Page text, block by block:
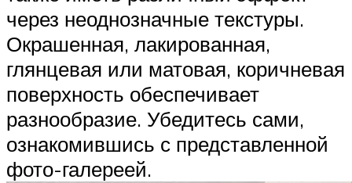
через неоднозначные текстуры.
Окрашенная, лакированная,
глянцевая или матовая, коричневая
поверхность обеспечивает
разнообразие. Убедитесь сами,
ознакомившись с представленной
фото-галереей.